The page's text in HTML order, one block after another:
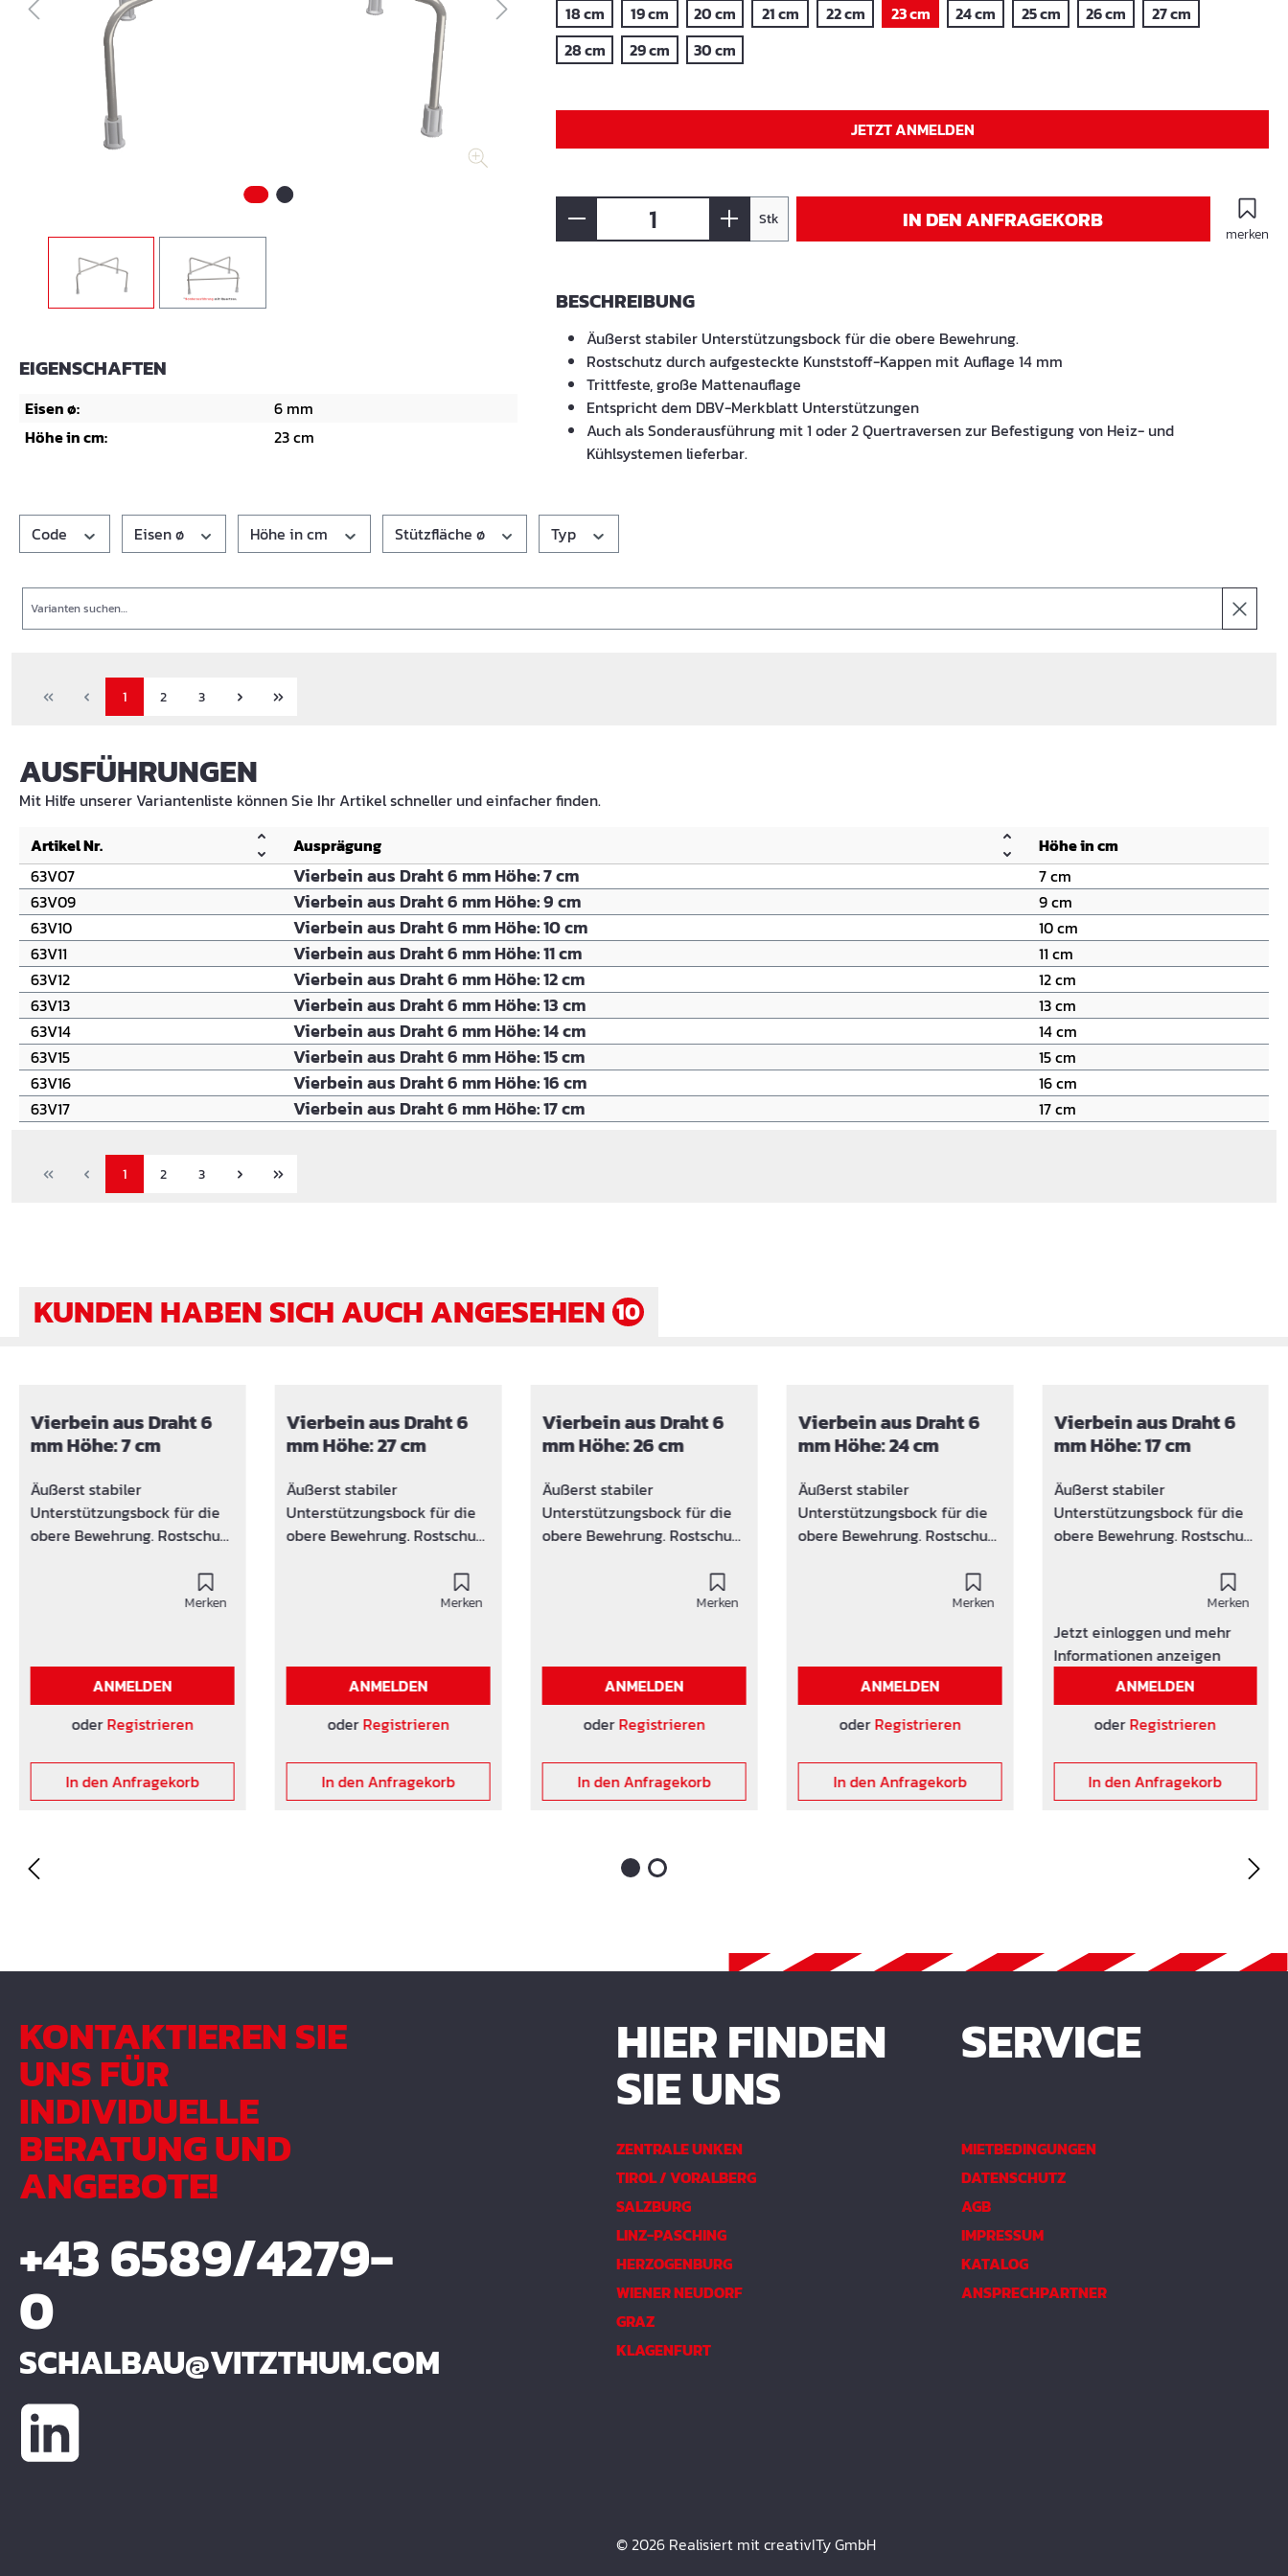
EIGENSCHAFTEN
Eisen ø:
6 mm
Höhe in cm:
23 cm
18 cm
19 cm 20 cm 21 cm 22 cm 23 cm 24 cm 25 cm 26 cm
27 cm
28 cm
29 cm 30 cm
JETZT ANMELDEN
Stk IN DEN ANFRAGEKORB
merken
BESCHREIBUNG
Äußerst stabiler Unterstützungsbock für die obere Bewehrung.
Rostschutz durch aufgesteckte Kunststoff-Kappen mit Auflage 14 mm
Trittfeste, große Mattenauflage
Entspricht dem DBV-Merkblatt Unterstützungen
Auch als Sonderausführung mit 1 oder 2 Quertraversen zur Befestigung von Heiz- und
Kühlsystemen lieferbar.
Code Eisen ø Höhe in cm Stützfläche ø Typ
1 2 3
AUSFÜHRUNGEN
Mit Hilfe unserer Variantenliste können Sie Ihr Artikel schneller und einfacher finden.
Artikel Nr.
Ausprägung
Höhe in cm
63V07
Vierbein aus Draht 6 mm Höhe: 7 cm
7 cm
63V09
Vierbein aus Draht 6 mm Höhe: 9 cm
9 cm
63V10
Vierbein aus Draht 6 mm Höhe: 10 cm
10 cm
63V11
Vierbein aus Draht 6 mm Höhe: 11 cm
11 cm
63V12
Vierbein aus Draht 6 mm Höhe: 12 cm
12 cm
63V13
Vierbein aus Draht 6 mm Höhe: 13 cm
13 cm
63V14
Vierbein aus Draht 6 mm Höhe: 14 cm
14 cm
63V15
Vierbein aus Draht 6 mm Höhe: 15 cm
15 cm
63V16
Vierbein aus Draht 6 mm Höhe: 16 cm
16 cm
63V17
Vierbein aus Draht 6 mm Höhe: 17 cm 17 cm
1 2 3
KUNDEN HABEN SICH AUCH ANGESEHEN 10
Vierbein aus Draht 6
mm Höhe: 7 cm
Äußerst stabiler
Unterstützungsbock für die
obere Bewehrung. Rostschutz
Merkblatt Unterstützungen
Auch als Sonderausführung
mit 1 oder 2 Quertraversen
und Kühlsystemen lieferbar.
Merken
ANMELDEN
oderRegistrieren
In den Anfragekorb
Vierbein aus Draht 6
mm Höhe: 27 cm
Äußerst stabiler
Unterstützungsbock für die
obere Bewehrung. Rostschutz
Merkblatt Unterstützungen
Auch als Sonderausführung
mit 1 oder 2 Quertraversen
und Kühlsystemen lieferbar.
Merken
ANMELDEN
oderRegistrieren
In den Anfragekorb
Vierbein aus Draht 6
mm Höhe: 26 cm
Äußerst stabiler
Unterstützungsbock für die
obere Bewehrung. Rostschutz
Merkblatt Unterstützungen
Auch als Sonderausführung
mit 1 oder 2 Quertraversen
und Kühlsystemen lieferbar.
Merken
ANMELDEN
oderRegistrieren
In den Anfragekorb
Vierbein aus Draht 6
mm Höhe: 24 cm
Äußerst stabiler
Unterstützungsbock für die
obere Bewehrung. Rostschutz
Merkblatt Unterstützungen
Auch als Sonderausführung
mit 1 oder 2 Quertraversen
und Kühlsystemen lieferbar.
Merken
ANMELDEN
oderRegistrieren
In den Anfragekorb
Vierbein aus Draht 6
mm Höhe: 17 cm
Äußerst stabiler
Unterstützungsbock für die
obere Bewehrung. Rostschutz
große Mattenauflage
Entspricht dem DBV-
Merkblatt Unterstützungen
Auch als Sonderausführung
mit 1 oder 2 Quertraversen
und Kühlsystemen lieferbar.
Merken
Jetzt einloggen und mehr
Informationen anzeigen
ANMELDEN
oderRegistrieren
In den Anfragekorb
KONTAKTIEREN SIE
UNS FÜR
INDIVIDUELLE
BERATUNG UND
ANGEBOTE!
+43 6589/4279-
0
SCHALBAU@VITZTHUM.COM
HIER FINDEN
SIE UNS
ZENTRALE UNKEN
TIROL / VORALBERG
SALZBURG
LINZ-PASCHING
HERZOGENBURG
WIENER NEUDORF
GRAZ
KLAGENFURT
SERVICE
MIETBEDINGUNGEN
DATENSCHUTZ
AGB
IMPRESSUM
KATALOG
ANSPRECHPARTNER
© 2026 Realisiert mit creativITy GmbH